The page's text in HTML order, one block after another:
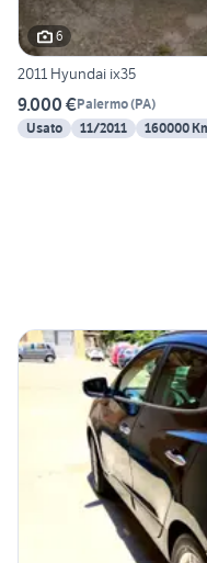
6
2011 Hyundai ix35
9.000 €Palermo(PA)
Usato
11/2011 160000